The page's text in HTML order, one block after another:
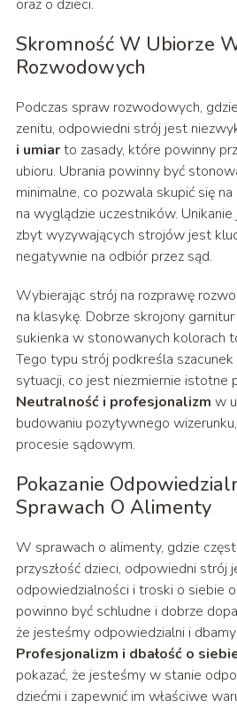
oraz o dzieci.
Skromność W Ubiorze
Rozwodowych
Podczas spraw rozwodowych,
zenitu, odpowiedni strój jest
i umiarto zasady, które powinny
ubioru. Ubrania powinny być
minimalne, co pozwala skupić się
na wyglądzie uczestników.
zbyt wyzywających strojów jest
negatywnie na odbiór przez sąd.
Wybierając strój na rozprawę
na klasykę. Dobrze skrojony
sukienka w stonowanych kolorach
Tego typu strój podkreśla
sytuacji, co jest niezmiernie istotne
Neutralność i profesjonalizm w
budowaniu pozytywnego
procesie sądowym.
Pokazanie
Sprawach O Alimenty
W sprawach o alimenty, gdzie
przyszłość dzieci, odpowiedni strój
odpowiedzialności i troski o siebie
powinno być schludne i dobrze
że jesteśmy odpowiedzialni i
Profesjonalizm i dbałość o
pokazać, że jesteśmy w stanie
dziećmi i zapewnić im właściwe